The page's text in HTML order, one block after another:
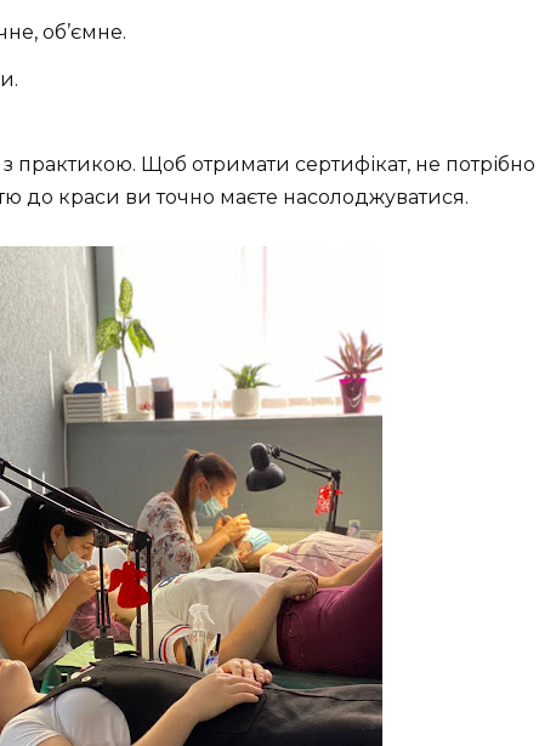
об’ємне.
з практикою. Щоб отримати сертифікат, не потрібно
до краси ви точно маєте насолоджуватися.